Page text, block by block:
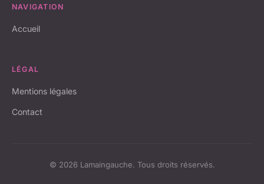
NAVIGATION
Accueil
LÉGAL
Mentions légales
Contact
© 2026 Lamaingauche. Tous droits réservés.